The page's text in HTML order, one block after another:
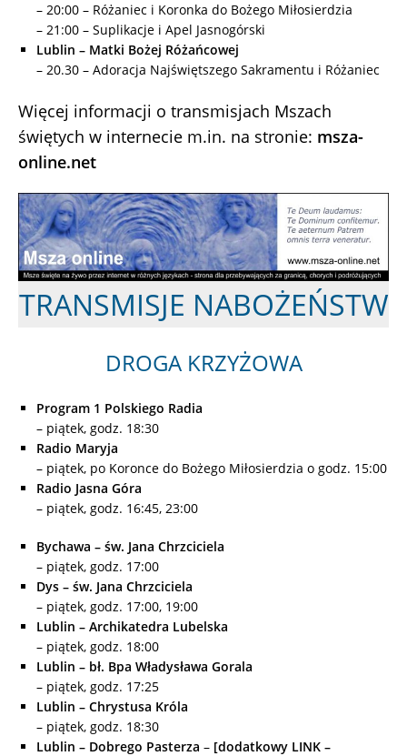
– 20:00 – Różaniec i Koronka do Bożego Miłosierdzia
– 21:00 – Suplikacje i Apel Jasnogórski
Lublin – Matki Bożej Różańcowej
– 20.30 – Adoracja Najświętszego Sakramentu i Różaniec
Więcej informacji o transmisjach Mszach
świętych w internecie m.in. na stronie: msza-
online.net
TRANSMISJE NABOŻEŃSTW
DROGA KRZYŻOWA
Program 1 Polskiego Radia
– piątek, godz. 18:30
Radio Maryja
– piątek, po Koronce do Bożego Miłosierdzia o godz. 15:00
Radio Jasna Góra
– piątek, godz. 16:45, 23:00
Bychawa – św. Jana Chrzciciela
– piątek, godz. 17:00
Dys – św. Jana Chrzciciela
– piątek, godz. 17:00, 19:00
Lublin – Archikatedra Lubelska
– piątek, godz. 18:00
Lublin – bł. Bpa Władysława Gorala
– piątek, godz. 17:25
Lublin – Chrystusa Króla
– piątek, godz. 18:30
Lublin – Dobrego Pasterza – [dodatkowy LINK –